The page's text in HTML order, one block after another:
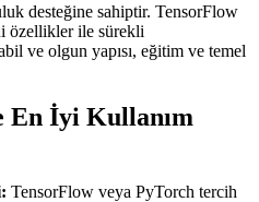
desteğine sahiptir. TensorFlow
özellikler ile sürekli
ve olgun yapısı, eğitim ve temel
En İyi Kullanım
TensorFlow veya PyTorch tercih